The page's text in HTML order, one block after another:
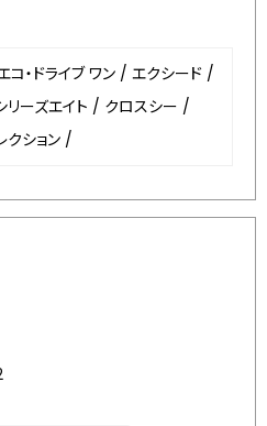
コ・ドライブ ワン / エクシード /
リーズエイト / クロスシー /
クション /